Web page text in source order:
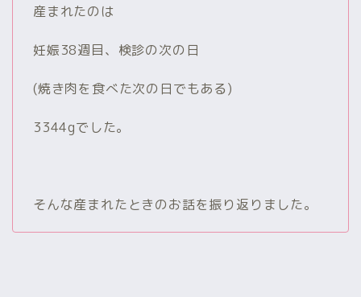
産まれたのは
妊娠38週目、検診の次の日
(焼き肉を食べた次の日でもある)
3344gでした。
そんな産まれたときのお話を振り返りました。